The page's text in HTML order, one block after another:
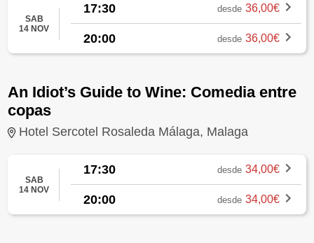
SAB
14 NOV
17:30 desde 36,00€
20:00 desde 36,00€
An Idiot’s Guide to Wine: Comedia entre
copas
Hotel Sercotel Rosaleda Málaga, Malaga
SAB
14 NOV
17:30 desde 34,00€
20:00 desde 34,00€